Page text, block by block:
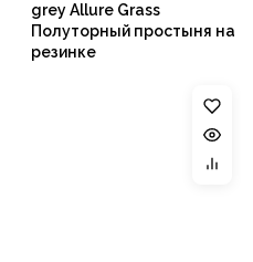
grey Allure Grass
Полуторный простыня на
резинке